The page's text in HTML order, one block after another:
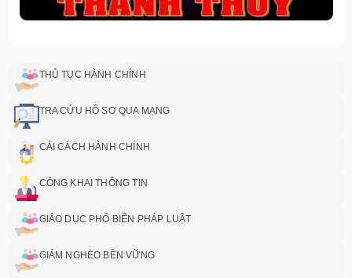
THỦ TỤC HÀNH CHÍNH
TRA CỨU HỒ SƠ QUA MẠNG
CẢI CÁCH HÀNH CHÍNH
CÔNG KHAI THÔNG TIN
GIÁO DỤC PHỔ BIẾN PHÁP LUẬT
GIẢM NGHÈO BỀN VỮNG